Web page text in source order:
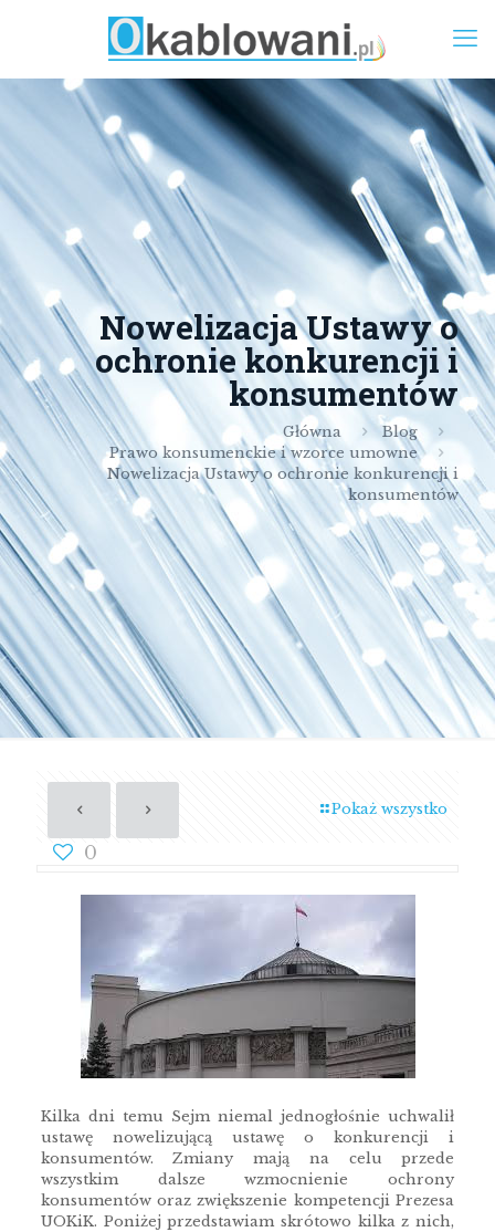
Nowelizacja Ustawy o
ochronie konkurencji i
konsumentów
Główna
Blog
Prawo konsumenckie i wzorce umowne
Nowelizacja Ustawy o ochronie konkurencji i
konsumentów
Pokaż wszystko
0
Kilka dni temu Sejm niemal jednogłośnie uchwalił
ustawę nowelizującą ustawę o konkurencji i
konsumentów. Zmiany mają na celu przede
wszystkim dalsze wzmocnienie ochrony
konsumentów oraz zwiększenie kompetencji Prezesa
UOKiK. Poniżej przedstawiam skrótowo kilka z nich,